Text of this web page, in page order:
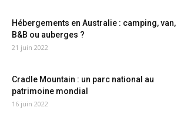
Hébergements en Australie : camping, van,
B&B ou auberges ?
21 juin 2022
Cradle Mountain : un parc national au
patrimoine mondial
16 juin 2022